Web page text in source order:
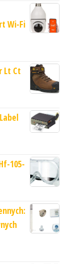
Wi-Fi
Lt Ct
105-